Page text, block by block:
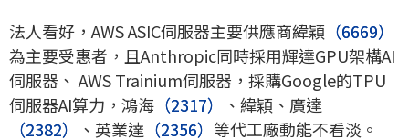
法人看好，AWS ASIC伺服器主要供應商緯穎 （6669）
為主要受惠者，且Anthropic同時採用輝達GPU架構AI
伺服器、 AWS Trainium伺服器，採購Google的TPU
伺服器AI算力，鴻海 （2317）
、緯穎、廣達
（2382）
、英業達 （2356） 等代工廠動能不看淡。